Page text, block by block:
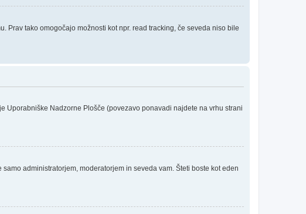
Prav tako omogočajo možnosti kot npr. read tracking, če seveda niso bile
Uporabniške Nadzorne Plošče (povezavo ponavadi najdete na vrhu strani
administratorjem, moderatorjem in seveda vam. Šteti boste kot eden